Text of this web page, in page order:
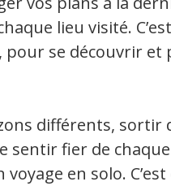
lieu visité. C’est
se découvrir et
différents, sortir
sentir fier de
en solo.